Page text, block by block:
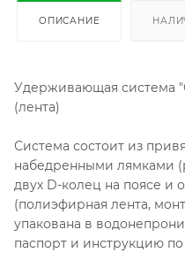
ОПИСАНИЕ
Удерживающая система
(лента)
Система состоит из
набедренными лямками
двух D-колец на поясе и
(полиэфирная лента,
упакована в
паспорт и инструкцию